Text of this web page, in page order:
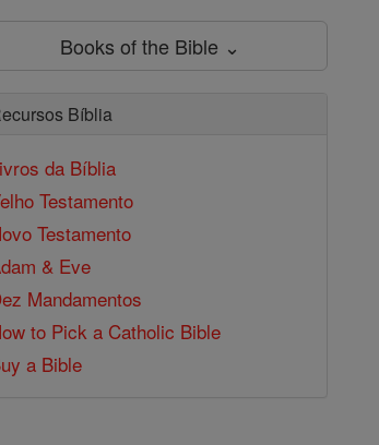
Books of the Bible ⌄
Bíblia
da Bíblia
Testamento
Testamento
& Eve
Mandamentos
to Pick a Catholic Bible
a Bible